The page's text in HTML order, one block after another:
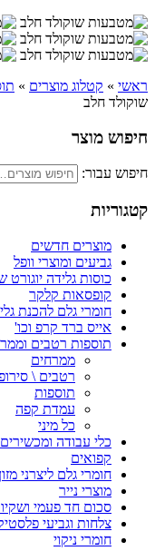
ראשי » קטלוג מוצרים »
שוקולד חלב
חיפוש מוצר
חיפוש עבור:
קטגוריות
מוצרים חדשים
גביעים ומוצרי וופל
כוסות גלידה יוגורט
קופסאות קלקר
חומרי גלם להכנת
אייס ברד קרפ וכו'
תוספות רטבים
ממרחים
רטבים \
תוספות
עמדת קפה
כל מיני
כלי עבודה ומכשירים
קפואים
חומרי גלם ליצרני
מוצרי נייר
סכום חד פעמי
צלחות וגביעי
חומרי ניקוי